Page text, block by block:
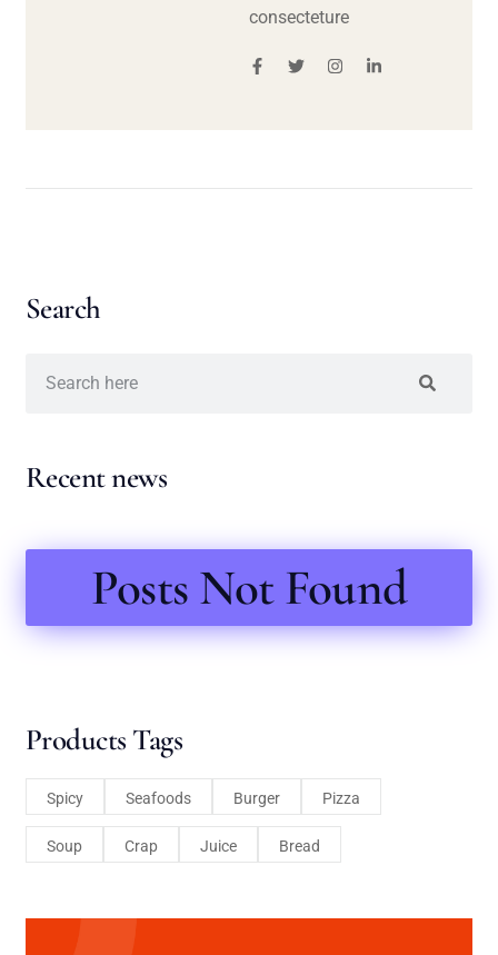
consecteture
Search
Recent news
Posts Not Found
Products Tags
Spicy Seafoods Burger Pizza
Soup Crap Juice Bread